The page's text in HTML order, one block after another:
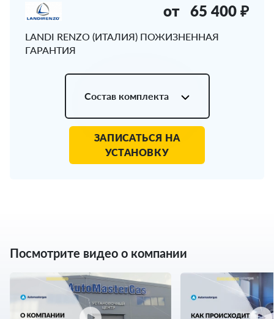
LANDI RENZO (ИТАЛИЯ) ПОЖИЗНЕННАЯ
ГАРАНТИЯ
от 65 400 ₽
Состав комплекта
ЗАПИСАТЬСЯ НА
УСТАНОВКУ
Посмотрите видео о компании